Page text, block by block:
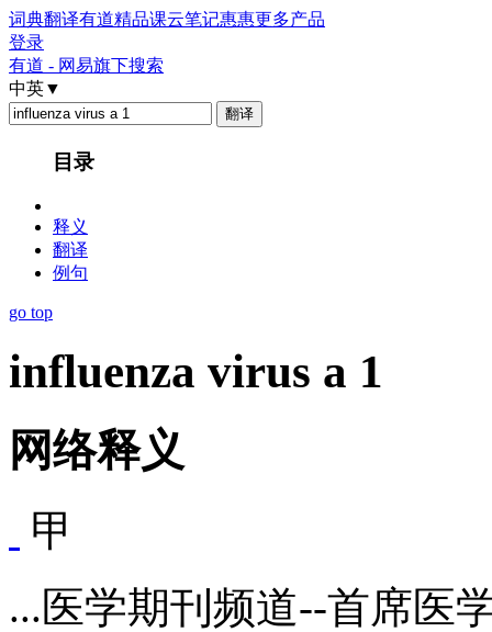
词典翻译有道精品课云笔记惠惠更多产品
登录
有道 - 网易旗下搜索
中英▼
目录
释义
翻译
例句
go top
influenza virus a 1
网络释义
甲
...医学期刊频道--首席医